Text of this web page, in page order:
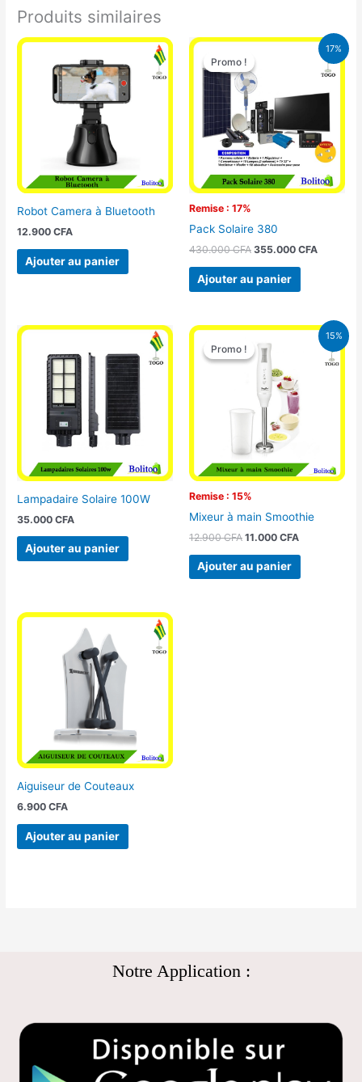
Produits similaires
Robot Camera à Bluetooth
12.900CFA
Ajouter au panier
17%
Promo !
Remise : 17%
Promo !
Pack Solaire 380
430.000CFA
Le
initial
était :
430.000 CFA.
355.000 CFA
Le
prix
actuel
355.000
Ajouter au panier
Lampadaire Solaire 100W
35.000CFA
Ajouter au panier
15%
Promo !
Remise : 15%
Promo !
Mixeur à main Smoothie
12.900CFA
Le
prix
initial
était :
12.900 CFA.
11.000 CFA
Le
Ajouter au panier
Aiguiseur de Couteaux
6.900CFA
Ajouter au panier
Notre Application :